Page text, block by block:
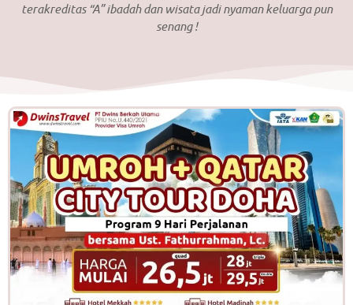
terakreditas “A” ibadah dan wisata jadi nyaman keluarga pun
senang !